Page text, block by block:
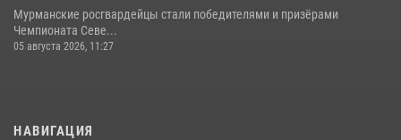
Мурманские росгвардейцы стали победителями и призёрами
Чемпионата Севе...
05 августа 2026, 11:27
НАВИГАЦИЯ